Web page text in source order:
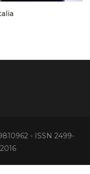
- ISSN 2499-